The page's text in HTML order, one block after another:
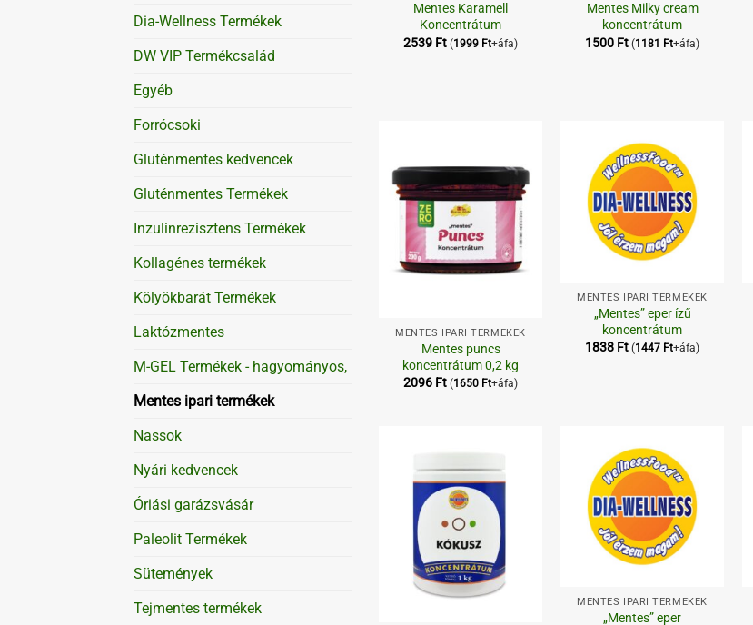
Dia-Wellness Termékek
DW VIP Termékcsalád
Egyéb
Forrócsoki
Gluténmentes kedvencek
Gluténmentes Termékek
Inzulinrezisztens Termékek
Kollagénes termékek
Kölyökbarát Termékek
Laktózmentes
M-GEL Termékek - hagyományos,
Mentes ipari termékek
Nassok
Nyári kedvencek
Óriási garázsvásár
Paleolit Termékek
Sütemények
Tejmentes termékek
Mentes Karamell
Koncentrátum
2539 Ft (1999 Ft+áfa)
Mentes Milky cream
koncentrátum
1500 Ft (1181 Ft+áfa)
Kedvenceimhez
MENTES IPARI TERMÉKEK
Mentes puncs
koncentrátum 0,2 kg
2096 Ft (1650 Ft+áfa)
Kedvenceimhez
MENTES IPARI TERMÉKEK
„Mentes” eper ízű
koncentrátum
1838 Ft (1447 Ft+áfa)
Kedvenceimhez Kedvenceimhez
MENTES IPARI TERMÉKEK
„Mentes” eper